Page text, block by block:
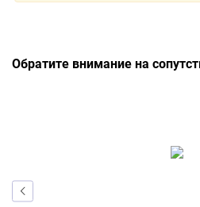
Обратите внимание на